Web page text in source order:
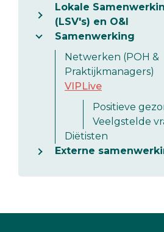
Lokale
(LSV's) en O&I
Samenwerking
Netwerken (POH &
Praktijkmanagers)
VIPLive
Positieve
Veelgstelde
Diëtisten
Externe